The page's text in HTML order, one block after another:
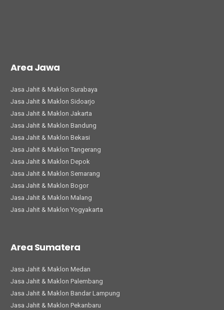
Area Jawa
Jasa Jahit & Maklon Surabaya
Jasa Jahit & Maklon Sidoarjo
Jasa Jahit & Maklon Jakarta
Jasa Jahit & Maklon Bandung
Jasa Jahit & Maklon Bekasi
Jasa Jahit & Maklon Tangerang
Jasa Jahit & Maklon Depok
Jasa Jahit & Maklon Semarang
Jasa Jahit & Maklon Bogor
Jasa Jahit & Maklon Malang
Jasa Jahit & Maklon Yogyakarta
Area Sumatera
Jasa Jahit & Maklon Medan
Jasa Jahit & Maklon Palembang
Jasa Jahit & Maklon Bandar Lampung
Jasa Jahit & Maklon Pekanbaru